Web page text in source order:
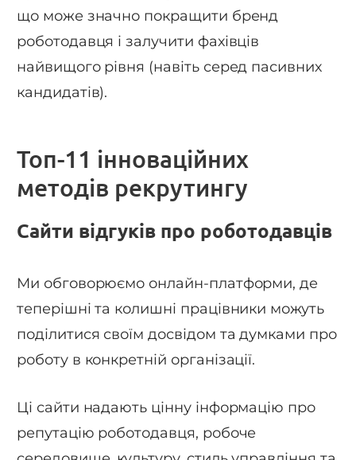
що може значно покращити бренд
роботодавця і залучити фахівців
найвищого рівня (навіть серед пасивних
кандидатів).
Топ-11 інноваційних
методів рекрутингу
Сайти відгуків про роботодавців
Ми обговорюємо онлайн-платформи, де
теперішні та колишні працівники можуть
поділитися своїм досвідом та думками про
роботу в конкретній організації.
Ці сайти надають цінну інформацію про
репутацію роботодавця, робоче